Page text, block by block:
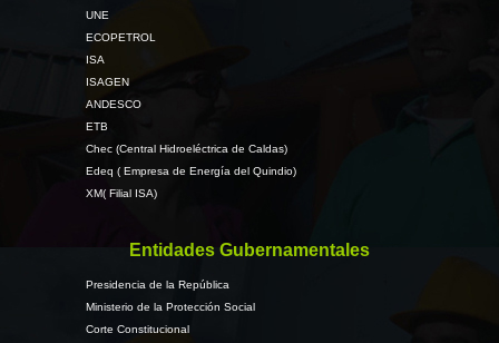
UNE
ECOPETROL
ISA
ISAGEN
ANDESCO
ETB
Chec (Central Hidroeléctrica de Caldas)
Edeq ( Empresa de Energía del Quindio)
XM( Filial ISA)
Entidades Gubernamentales
Presidencia de la República
Ministerio de la Protección Social
Corte Constitucional